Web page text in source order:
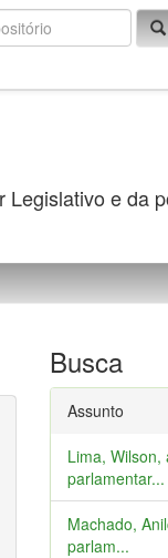
e da
Busca
Assunto
Lima, Wilson,
parlamentar...
Machado,
parlam...